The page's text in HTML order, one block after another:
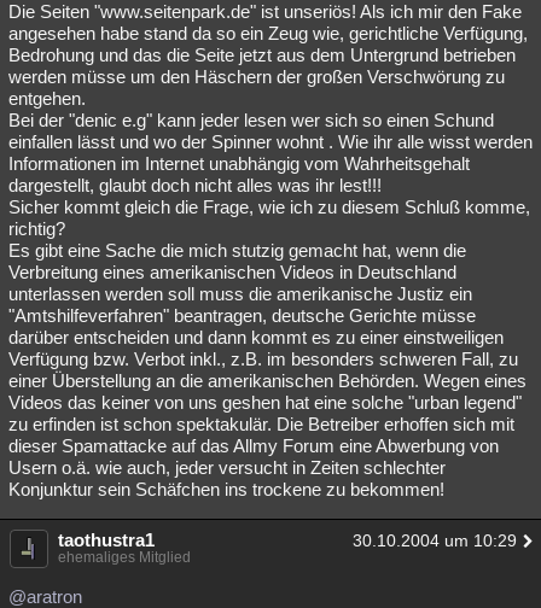
Die Seiten "www.seitenpark.de" ist unseriös! Als ich mir den Fake
angesehen habe stand da so ein Zeug wie, gerichtliche Verfügung,
Bedrohung und das die Seite jetzt aus dem Untergrund betrieben
werden müsse um den Häschern der großen Verschwörung zu
entgehen.
Bei der "denic e.g" kann jeder lesen wer sich so einen Schund
einfallen lässt und wo der Spinner wohnt . Wie ihr alle wisst werden
Informationen im Internet unabhängig vom Wahrheitsgehalt
dargestellt, glaubt doch nicht alles was ihr lest!!!
Sicher kommt gleich die Frage, wie ich zu diesem Schluß komme,
richtig?
Es gibt eine Sache die mich stutzig gemacht hat, wenn die
Verbreitung eines amerikanischen Videos in Deutschland
unterlassen werden soll muss die amerikanische Justiz ein
"Amtshilfeverfahren" beantragen, deutsche Gerichte müsse
darüber entscheiden und dann kommt es zu einer einstweiligen
Verfügung bzw. Verbot inkl., z.B. im besonders schweren Fall, zu
einer Überstellung an die amerikanischen Behörden. Wegen eines
Videos das keiner von uns geshen hat eine solche "urban legend"
zu erfinden ist schon spektakulär. Die Betreiber erhoffen sich mit
dieser Spamattacke auf das Allmy Forum eine Abwerbung von
Usern o.ä. wie auch, jeder versucht in Zeiten schlechter
Konjunktur sein Schäfchen ins trockene zu bekommen!
taothustra1 30.10.2004 um 10:29
ehemaliges Mitglied
@aratron